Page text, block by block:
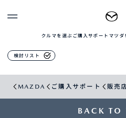
クルマを選ぶ ご購入サポート マツダ
検討リスト
新規会員
QRコード
登録情報の変更
お知らせ配信の登録・解除
販売店検索
MAZDA ご購入サポート 販売
BACK TO